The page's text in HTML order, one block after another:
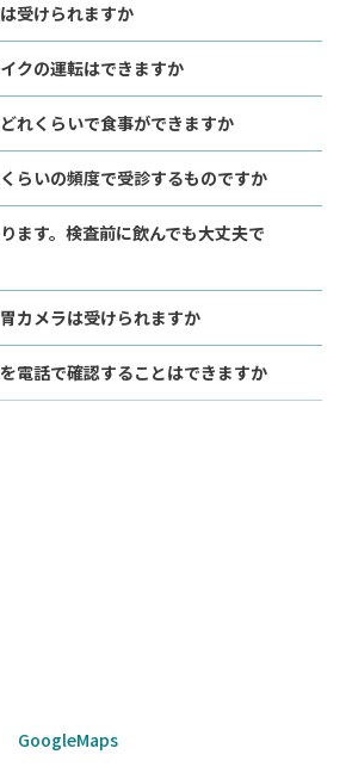
受けられますか
クの運転はできますか
れくらいで食事ができますか
らいの頻度で受診するものですか
ます。検査前に飲んでも大丈夫で
カメラは受けられますか
電話で確認することはできますか
GoogleMaps